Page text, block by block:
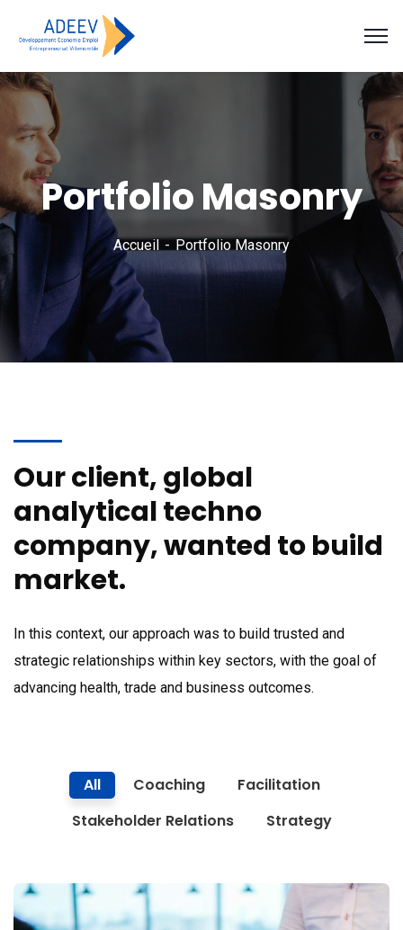
Portfolio Masonry
Accueil Portfolio Masonry
Our client, global
analytical techno
company, wanted to build
market.
In this context, our approach was to build trusted and
strategic relationships within key sectors, with the goal of
advancing health, trade and business outcomes.
All Coaching
Facilitation
Stakeholder Relations
Strategy